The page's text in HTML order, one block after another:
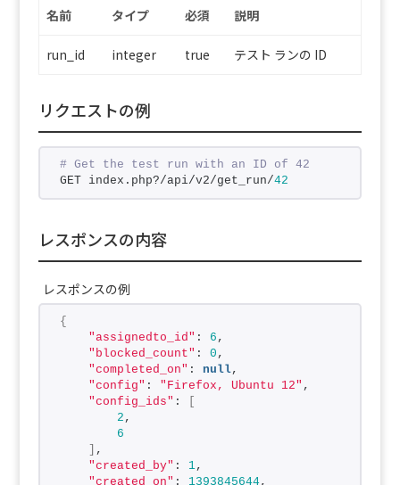
名前 タイプ 必須 説明
run_id integer true テスト ランの ID
リクエストの例
# Get the test run with an ID of 42
GET index.php?/api/v2/get_run/42
レスポンスの内容
レスポンスの例
{
"assignedto_id" : 6 ,
"blocked_count" : 0 ,
"completed_on" : null,
"config" : "Firefox, Ubuntu 12" ,
"config_ids" :
2 ,
6
,
"created_by" : 1,
"created_on" : 1393845644,